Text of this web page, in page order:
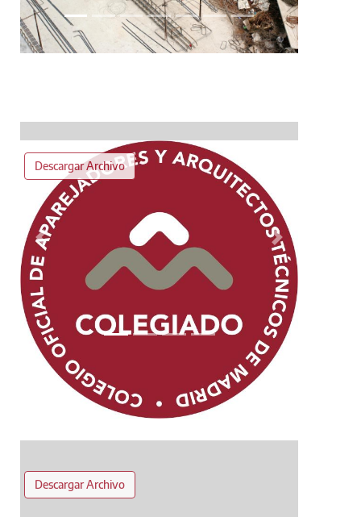
Descargar Archivo
Anterior Siguiente
Descargar Archivo